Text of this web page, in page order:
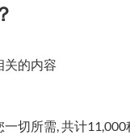
关的内容
切所需, 共计11,000